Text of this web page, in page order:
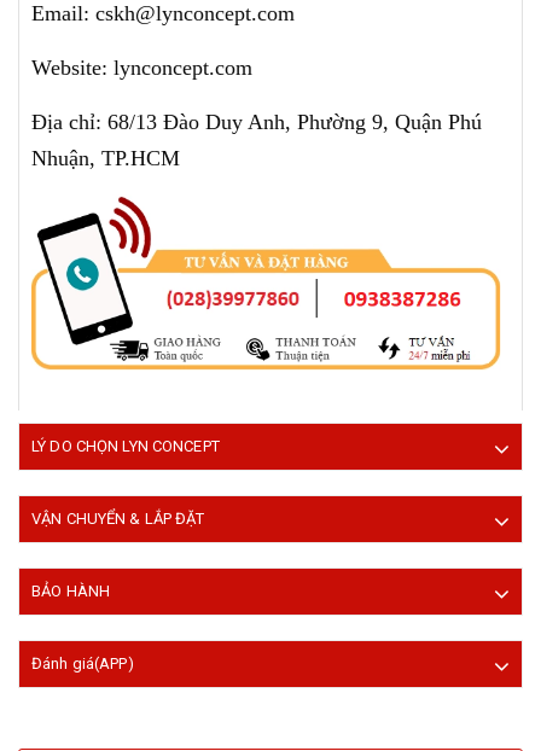
Email: cskh@lynconcept.com
Website: lynconcept.com
Địa chỉ: 68/13 Đào Duy Anh, Phường 9, Quận Phú
Nhuận, TP.HCM
LÝ DO CHỌN LYN CONCEPT
VẬN CHUYỂN & LẮP ĐẶT
BẢO HÀNH
Đánh giá(APP)